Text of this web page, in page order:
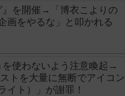
』を開催→「博衣こよりの
画をやるな」と叩かれる
使わないよう注意喚起→
トを大量に無断でアイコン
イト）」が謝罪！